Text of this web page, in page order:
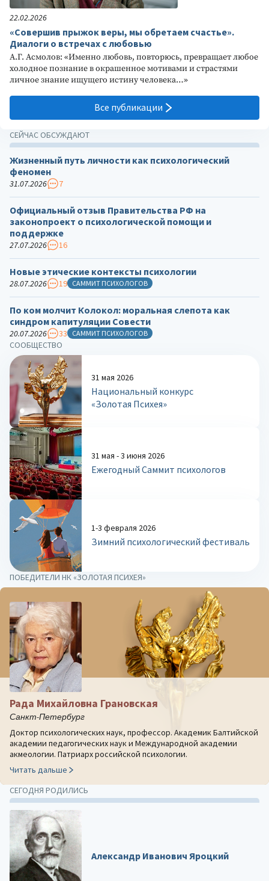
22.02.2026
«Совершив прыжок веры, мы обретаем счастье».
Диалоги о встречах с любовью
А.Г. Асмолов: «Именно любовь, повторюсь, превращает любое
холодное познание в окрашенное мотивами и страстями
личное знание ищущего истину человека…»
Все публикации
СООБЩЕСТВО
31 мая 2026
Национальный конкурс
«Золотая Психея»
31 мая - 3 июня 2026
Ежегодный Саммит психологов
1-3 февраля 2026
Зимний психологический фестиваль
СЕЙЧАС ОБСУЖДАЮТ
Жизненный путь личности как психологический
феномен
31.07.2026 7
Официальный отзыв Правительства РФ на
законопроект о психологической помощи и
поддержке
27.07.2026 16
Новые этические контексты психологии
28.07.2026 19 САММИТ ПСИХОЛОГОВ
По ком молчит Колокол: моральная слепота как
синдром капитуляции Совести
20.07.2026 33 САММИТ ПСИХОЛОГОВ
ПОБЕДИТЕЛИ НК «ЗОЛОТАЯ ПСИХЕЯ»
Рада Михайловна Грановская
Санкт-Петербург
Доктор психологических наук, профессор. Академик Балтийской
академии педагогических наук и Международной академии
акмеологии. Патриарх российской психологии.
Читать дальше
СЕГОДНЯ РОДИЛИСЬ
Александр Иванович Яроцкий